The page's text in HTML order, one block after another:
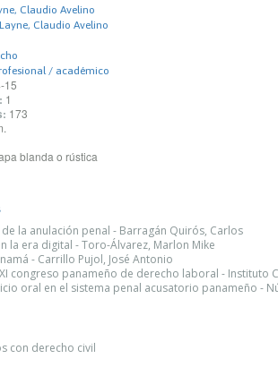
Claudio Avelino
Claudio Avelino
/ académico
15
1
173
blanda o rústica
la anulación penal - Barragán Quirós, Carlos
la era digital - Toro-Álvarez, Marlon Mike
- Carrillo Pujol, José Antonio
congreso panameño de derecho laboral - Instituto
oral en el sistema penal acusatorio panameño -
con derecho civil